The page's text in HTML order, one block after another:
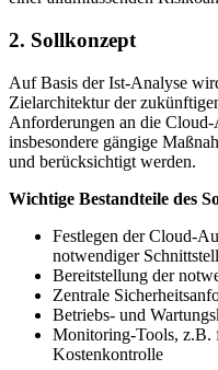
2. Sollkonzept
Auf Basis der Ist-Analyse
Zielarchitektur der
Anforderungen an die
insbesondere gängige
und berücksichtigt werden.
Wichtige Bestandteile des
Festlegen der Cloud-
notwendiger
Bereitstellung der
Zentrale
Betriebs- und
Monitoring-Tools, z.B.
Kostenkontrolle